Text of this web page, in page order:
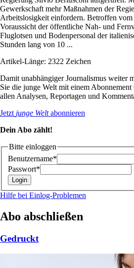
Gewerkschaft mehr Maßnahmen der
Arbeitslosigkeit einfordern. Betroffen
Voraussicht der öffentliche Nah- und
Fluglotsen und Bodenpersonal der
Stunden lang von 10 ...
Artikel-Länge: 2322 Zeichen
Damit unabhängiger Journalismus weiter
Sie die junge Welt mit einem
allen Analysen, Reportagen und
Jetzt junge Weltabonnieren
Dein Abo zählt!
Bitte einloggen
Benutzername*
Passwort*
Hilfe bei Einlog-Problemen
Abo abschließen
Gedruckt